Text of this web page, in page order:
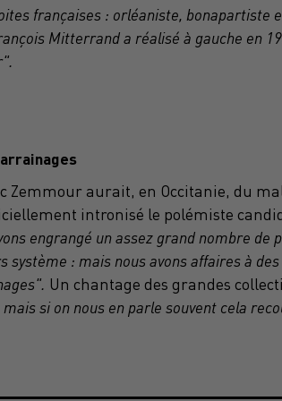
françaises : orléaniste,
Mitterrand a réalisé à gauche en
Zemmour aurait, en Occitanie, du
intronisé le polémiste
engrangé un assez grand nombre de
système : mais nous avons affaires à
Un chantage des grandes
si on nous en parle souvent cela